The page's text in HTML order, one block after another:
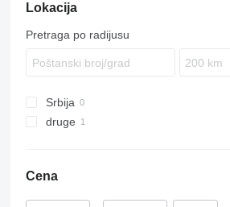
Lokacija
Pretraga po radijusu
Srbija
druge
Cena